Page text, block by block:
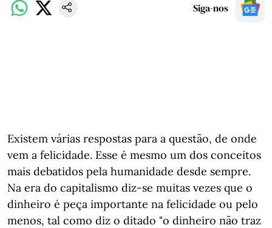
Siga-nos
Existem várias respostas para a questão, de onde
vem a felicidade. Esse é mesmo um dos conceitos
mais debatidos pela humanidade desde sempre.
Na era do capitalismo diz-se muitas vezes que o
dinheiro é peça importante na felicidade ou pelo
menos, tal como diz o ditado "o dinheiro não traz